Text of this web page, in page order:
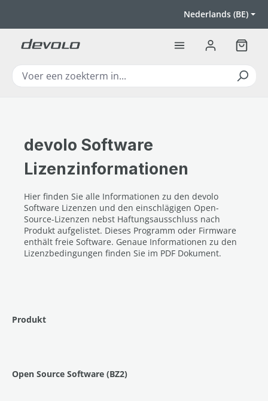
Nederlands (BE)
devolo Software
Lizenzinformationen
Hier finden Sie alle Informationen zu den devolo
Software Lizenzen und den einschlägigen Open-
Source-Lizenzen nebst Haftungsausschluss nach
Produkt aufgelistet. Dieses Programm oder Firmware
enthält freie Software. Genaue Informationen zu den
Lizenzbedingungen finden Sie im PDF Dokument.
Produkt
Open Source Software (BZ2)